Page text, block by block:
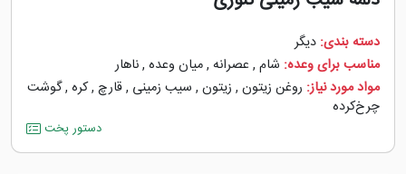
دسته بندی: دیگر
مناسب برای وعده: شام , عصرانه ,میان وعده ,ناهار
مواد مورد نیاز: روغن زیتون , زیتون , سیب زمینی ,قارچ ,کره ,گوشت
چرخ‌کرده
دستور پخت